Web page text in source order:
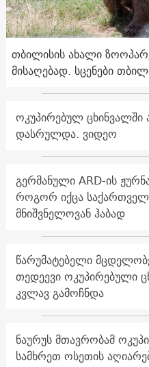
თბილისის ახალი
მისაღებად. სცენები
ოკუპირებულ ცხინვალში
დასრულდა. ვიდეო
გერმანული ARD-ის
როგორ იქცა
მნიშვნელოვან ჰაბად
წარუმატებელი
თედეევი ოკუპირებული
კვლავ გამოჩნდა
ნაურუს მთავრობამ
სამხრეთ ოსეთის